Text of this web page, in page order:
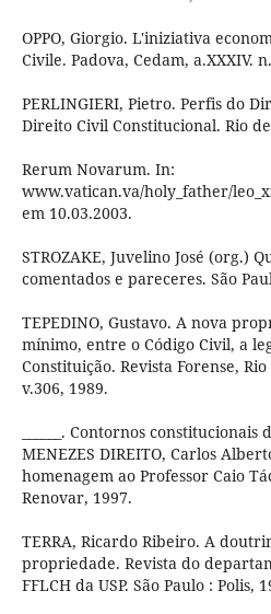
OPPO, Giorgio. L'iniziativa
Civile. Padova, Cedam, a.XXXIV.
PERLINGIERI, Pietro. Perfis do
Direito Civil Constitucional. Rio
Rerum Novarum. In:
www.vatican.va/holy_father/
em 10.03.2003.
STROZAKE, Juvelino José (org.)
comentados e pareceres. São
TEPEDINO, Gustavo. A nova
mínimo, entre o Código Civil, a
Constituição. Revista Forense,
v.306, 1989.
______. Contornos
MENEZES DIREITO, Carlos
homenagem ao Professor Caio
Renovar, 1997.
TERRA, Ricardo Ribeiro. A
propriedade. Revista do
FFLCH da USP. São Paulo : Polis,